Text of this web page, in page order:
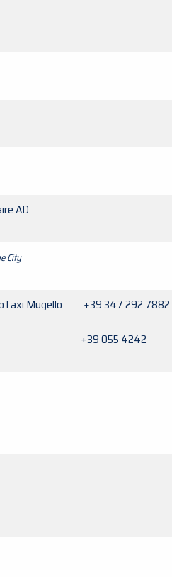
AD
City
Mugello +39 347 292 7882
+39 055 4242